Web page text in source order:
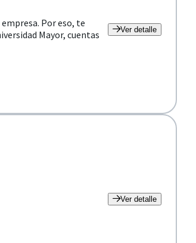
Por eso, te
Mayor, cuentas
Ver detalle
Ver detalle